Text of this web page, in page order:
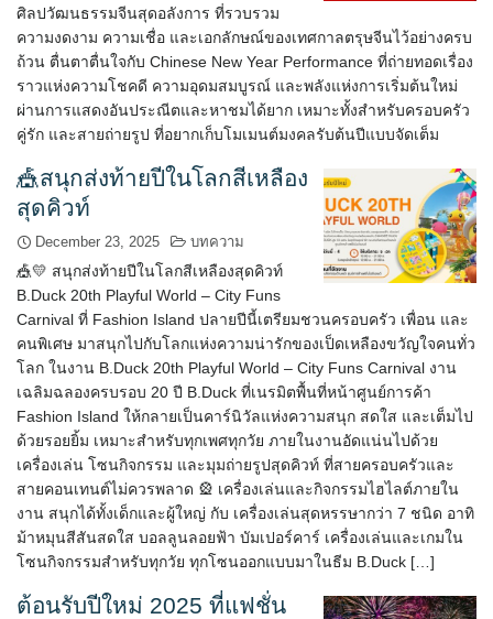
ศิลปวัฒนธรรมจีนสุดอลังการ ที่รวบรวม
ความงดงาม ความเชื่อ และเอกลักษณ์ของเทศกาลตรุษจีนไว้อย่างครบ
ถ้วน ตื่นตาตื่นใจกับ Chinese New Year Performance ที่ถ่ายทอดเรื่อง
ราวแห่งความโชคดี ความอุดมสมบูรณ์ และพลังแห่งการเริ่มต้นใหม่
ผ่านการแสดงอันประณีตและหาชมได้ยาก เหมาะทั้งสำหรับครอบครัว
คู่รัก และสายถ่ายรูป ที่อยากเก็บโมเมนต์มงคลรับต้นปีแบบจัดเต็ม
🎪สนุกส่งท้ายปีในโลกสีเหลือง
สุดคิวท์
December 23, 2025 บทความ
🎪💛 สนุกส่งท้ายปีในโลกสีเหลืองสุดคิวท์
B.Duck 20th Playful World – City Funs
Carnival ที่ Fashion Island ปลายปีนี้เตรียมชวนครอบครัว เพื่อน และ
คนพิเศษ มาสนุกไปกับโลกแห่งความน่ารักของเป็ดเหลืองขวัญใจคนทั่ว
โลก ในงาน B.Duck 20th Playful World – City Funs Carnival งาน
เฉลิมฉลองครบรอบ 20 ปี B.Duck ที่เนรมิตพื้นที่หน้าศูนย์การค้า
Fashion Island ให้กลายเป็นคาร์นิวัลแห่งความสนุก สดใส และเต็มไป
ด้วยรอยยิ้ม เหมาะสำหรับทุกเพศทุกวัย ภายในงานอัดแน่นไปด้วย
เครื่องเล่น โซนกิจกรรม และมุมถ่ายรูปสุดคิวท์ ที่สายครอบครัวและ
สายคอนเทนต์ไม่ควรพลาด 🎡 เครื่องเล่นและกิจกรรมไฮไลต์ภายใน
งาน สนุกได้ทั้งเด็กและผู้ใหญ่ กับ เครื่องเล่นสุดหรรษากว่า 7 ชนิด อาทิ
ม้าหมุนสีสันสดใส บอลลูนลอยฟ้า บัมเปอร์คาร์ เครื่องเล่นและเกมใน
โซนกิจกรรมสำหรับทุกวัย ทุกโซนออกแบบมาในธีม B.Duck […]
ต้อนรับปีใหม่ 2025 ที่แฟชั่น